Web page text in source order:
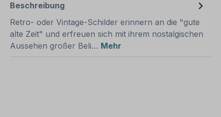
Beschreibung
Retro- oder Vintage-Schilder erinnern an die "gute
alte Zeit" und erfreuen sich mit ihrem nostalgischen
Aussehen großer Beli… Mehr